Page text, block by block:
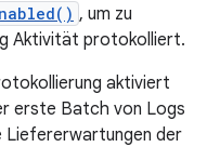
, um zu
Aktivität protokolliert.
aktiviert
erste Batch von Logs
Liefererwartungen der